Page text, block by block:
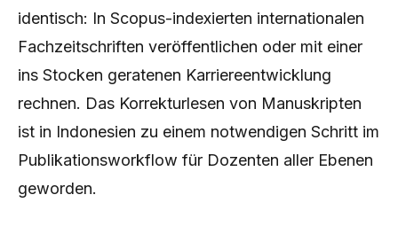
identisch: In Scopus-indexierten internationalen
Fachzeitschriften veröffentlichen oder mit einer
ins Stocken geratenen Karriereentwicklung
rechnen. Das Korrekturlesen von Manuskripten
ist in Indonesien zu einem notwendigen Schritt im
Publikationsworkflow für Dozenten aller Ebenen
geworden.